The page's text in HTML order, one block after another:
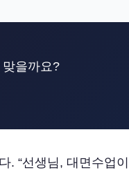
을까요?
. “선생님, 대면수업